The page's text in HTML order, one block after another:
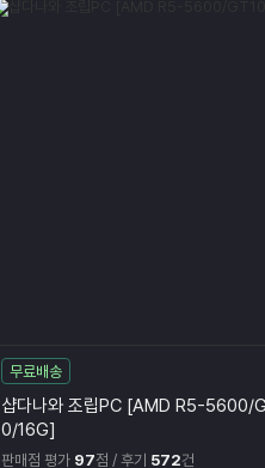
무료배송
샵다나와 조립PC [AMD R5-5600/
0/16G]
판매점 평가 97점 / 후기 572건